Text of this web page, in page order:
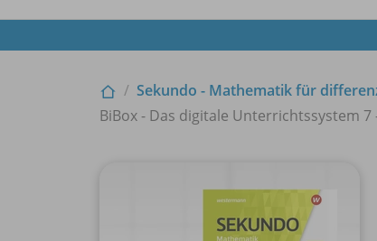
Sekundo - Mathematik für
BiBox - Das digitale Unterrichtssystem